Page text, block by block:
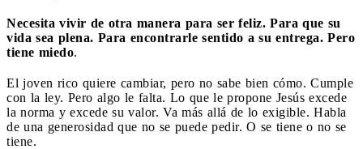
Necesita vivir de otra manera para ser feliz. Para que su
vida sea plena. Para encontrarle sentido a su entrega. Pero
tiene miedo.
El joven rico quiere cambiar, pero no sabe bien cómo. Cumple
con la ley. Pero algo le falta. Lo que le propone Jesús excede
la norma y excede su valor. Va más allá de lo exigible. Habla
de una generosidad que no se puede pedir. O se tiene o no se
tiene.